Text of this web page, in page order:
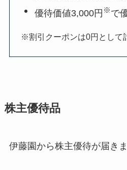
優待価値3,000円 ※で
※割引クーポンは0円として
株主優待品
伊藤園から株主優待が届きま